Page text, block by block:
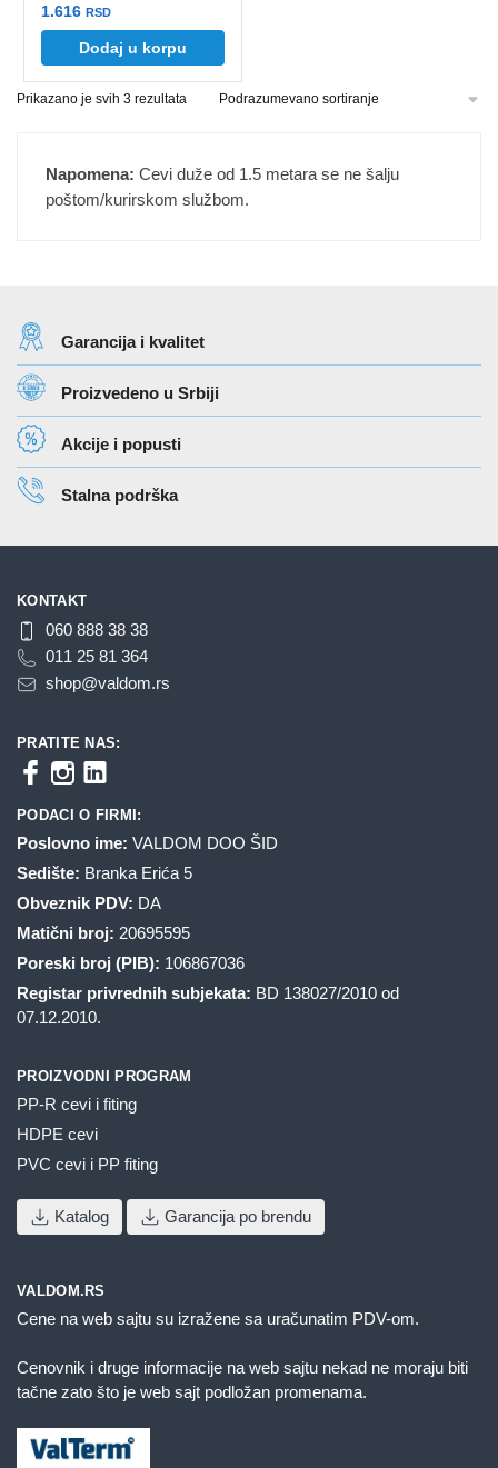
1.616RSD
Dodaj u korpu
Prikazano je svih 3 rezultata
Napomena: Cevi duže od 1.5 metara se ne šalju
poštom/kurirskom službom.
Garancija i kvalitet
Proizvedeno u Srbiji
Akcije i popusti
Stalna podrška
KONTAKT
060 888 38 38
011 25 81 364
shop@valdom.rs
PRATITE NAS:
PODACI O FIRMI:
Poslovno ime: VALDOM DOO ŠID
Sedište: Branka Erića 5
Obveznik PDV: DA
Matični broj: 20695595
Poreski broj (PIB): 106867036
Registar privrednih subjekata: BD 138027/2010 od
07.12.2010.
PROIZVODNI PROGRAM
PP-R cevi i fiting
HDPE cevi
PVC cevi i PP fiting
Katalog Garancija po brendu
VALDOM.RS
Cene na web sajtu su izražene sa uračunatim PDV-om.
Cenovnik i druge informacije na web sajtu nekad ne moraju biti
tačne zato što je web sajt podložan promenama.